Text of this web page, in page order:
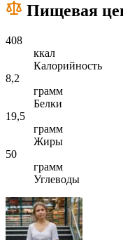
Пищевая
408
ккал
Калорийность
8,2
грамм
Белки
19,5
грамм
Жиры
50
грамм
Углеводы